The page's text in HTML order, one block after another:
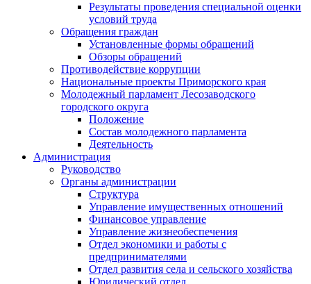
Результаты проведения специальной оценки
условий труда
Обращения граждан
Установленные формы обращений
Обзоры обращений
Противодействие коррупции
Национальные проекты Приморского края
Молодежный парламент Лесозаводского
городского округа
Положение
Состав молодежного парламента
Деятельность
Администрация
Руководство
Органы администрации
Структура
Управление имущественных отношений
Финансовое управление
Управление жизнеобеспечения
Отдел экономики и работы с
предпринимателями
Отдел развития села и сельского хозяйства